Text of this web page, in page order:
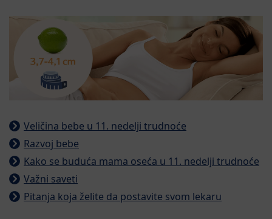
Veličina bebe u 11. nedelji trudnoće
Razvoj bebe
Kako se buduća mama oseća u 11. nedelji trudnoće
Važni saveti
Pitanja koja želite da postavite svom lekaru